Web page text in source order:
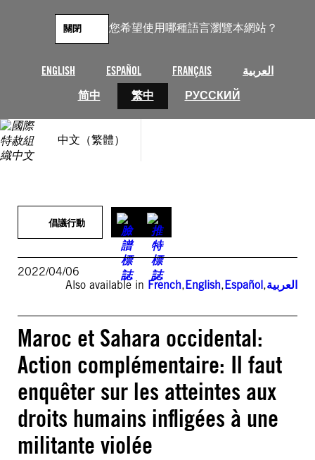
您希望使用哪種語言瀏覽本網站？
ENGLISH ESPAÑOL FRANÇAIS
العربية
简中
繁中 РУССКИЙ
關閉
中文（繁體）
倡議行動
2022/04/06
Also available in French,English,Español,العربية
Maroc et Sahara occidental:
Action complémentaire: Il faut
enquêter sur les atteintes aux
droits humains infligées à une
militante violée